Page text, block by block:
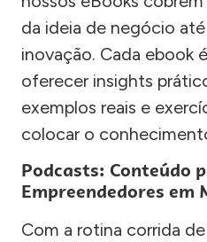
da ideia de negócio
inovação. Cada ebook
oferecer insights
exemplos reais e
colocar o
Podcasts: Conteúdo
Empreendedores em
Com a rotina corrida